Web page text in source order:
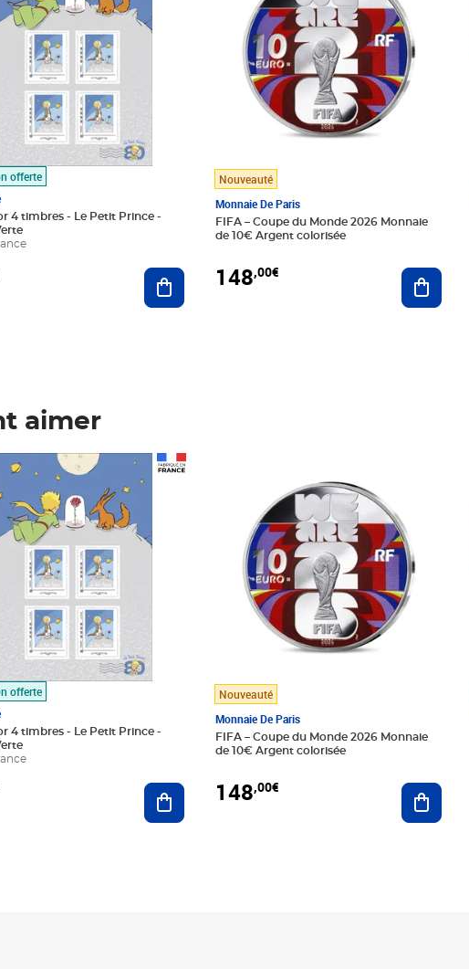
offerte
4 timbres - Le Petit Prince -
Ajouter au panier
Nouveauté
Monnaie De Paris
FIFA – Coupe du Monde 2026 Monnaie
de 10€ Argent colorisée
148,00€
aimer
offerte
4 timbres - Le Petit Prince -
Ajouter au panier
Nouveauté
Monnaie De Paris
FIFA – Coupe du Monde 2026 Monnaie
de 10€ Argent colorisée
148,00€